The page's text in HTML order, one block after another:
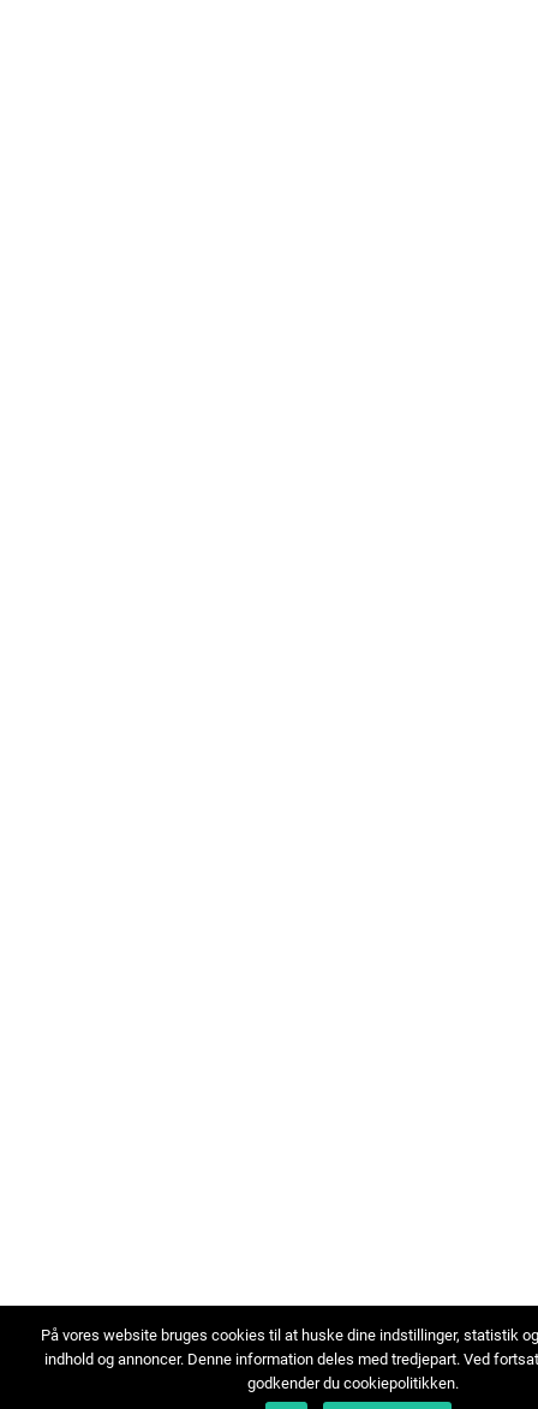
På vores website bruges cookies til at huske dine indstillinger, statistik
indhold og annoncer. Denne information deles med tredjepart. Ved
godkender du cookiepolitikken.